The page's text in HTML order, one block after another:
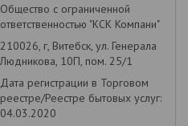
Общество с ограниченной
ответственностью "КСК Компани"
210026, г, Витебск, ул. Генерала
Людникова, 10П, пом. 25/1
Дата регистрации в Торговом
реестре/Реестре бытовых услуг:
04.03.2020